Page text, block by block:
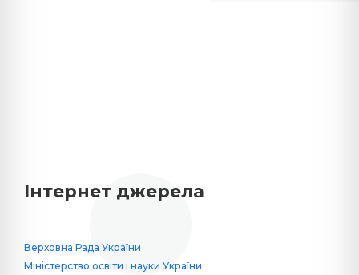
Інтернет джерела
Верховна Рада України
Міністерство освіти і науки України